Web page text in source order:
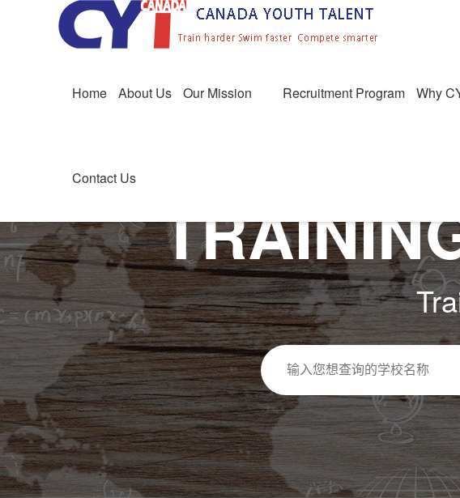
Home About Us Our Mission Recruitment Program Why
Contact Us